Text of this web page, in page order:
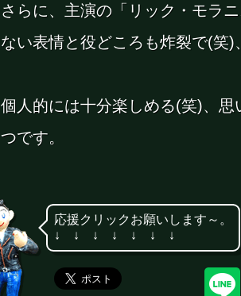
さらに、主演の「リック・モラ
ない表情と役どころも炸裂で(笑)
個人的には十分楽しめる(笑)、
つです。
応援クリックお願いします～。
↓ ↓ ↓ ↓ ↓ ↓ ↓